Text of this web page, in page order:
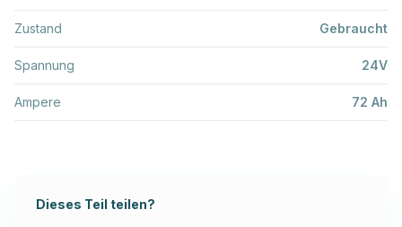
Zustand Gebraucht
Spannung 24V
Ampere 72 Ah
Dieses Teil teilen?